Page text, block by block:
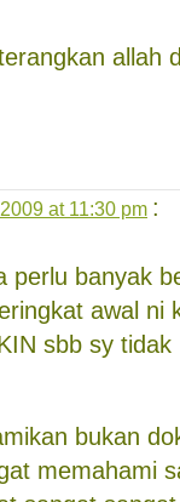
allah
at 11:30 pm :
perlu banyak
awal ni
sbb sy tidak
bukan
memahami